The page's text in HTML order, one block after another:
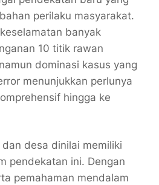
perilaku masyarakat.
banyak
10 titik rawan
dominasi kasus yang
menunjukkan perlunya
hingga ke
desa dinilai memiliki
pendekatan ini. Dengan
pemahaman mendalam